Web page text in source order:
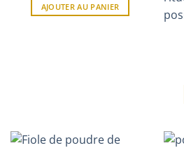
AJOUTER AU PANIER